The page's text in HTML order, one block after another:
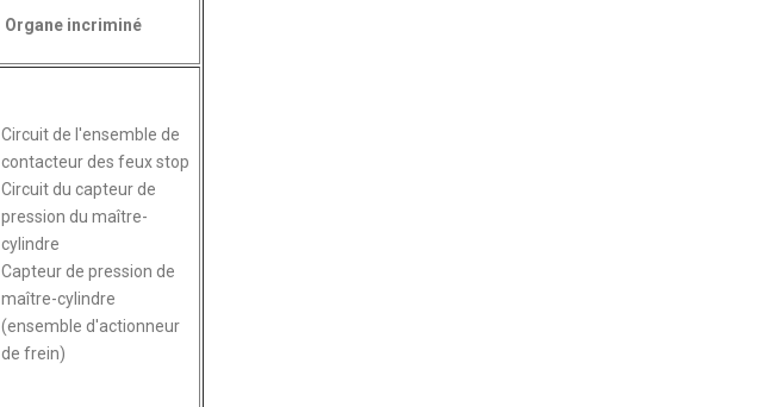
Organe incriminé
Circuit de l'ensemble de
contacteur des feux stop
Circuit du capteur de
pression du maître-
cylindre
Capteur de pression de
maître-cylindre
(ensemble d'actionneur
de frein)